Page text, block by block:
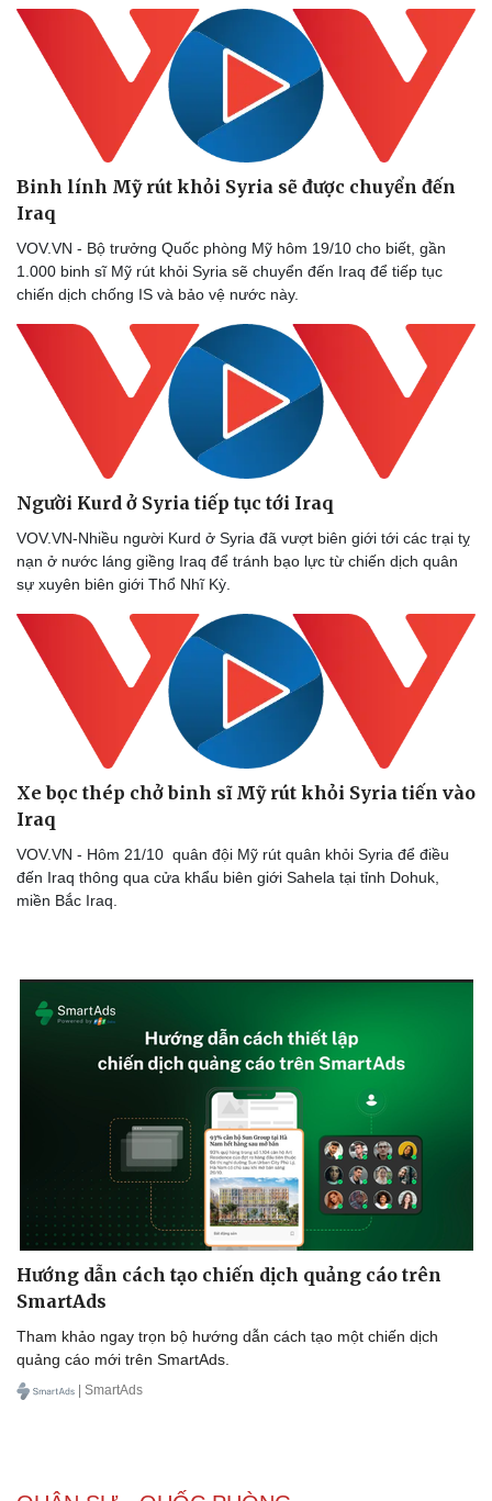
Vụ án
Tin nóng
Tư vấn luật
Vũ khí
Việt Nam
Phân tích
Thể thao
Ô tô - Xe máy
Binh lính Mỹ rút khỏi Syria sẽ được chuyển đến
Iraq
VOV.VN - Bộ trưởng Quốc phòng Mỹ hôm 19/10 cho biết, gần
1.000 binh sĩ Mỹ rút khỏi Syria sẽ chuyển đến Iraq để tiếp tục
chiến dịch chống IS và bảo vệ nước này.
Người Kurd ở Syria tiếp tục tới Iraq
VOV.VN-Nhiều người Kurd ở Syria đã vượt biên giới tới các trại tỵ
nạn ở nước láng giềng Iraq để tránh bạo lực từ chiến dịch quân
sự xuyên biên giới Thổ Nhĩ Kỳ.
Xe bọc thép chở binh sĩ Mỹ rút khỏi Syria tiến vào
Iraq
VOV.VN - Hôm 21/10 quân đội Mỹ rút quân khỏi Syria để điều
đến Iraq thông qua cửa khẩu biên giới Sahela tại tỉnh Dohuk,
miền Bắc Iraq.
Hướng dẫn cách tạo chiến dịch quảng cáo trên
SmartAds
Tham khảo ngay trọn bộ hướng dẫn cách tạo một chiến dịch
quảng cáo mới trên SmartAds.
| SmartAds